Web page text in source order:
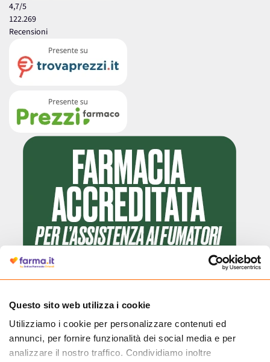
Questo sito web utilizza i cookie
Utilizziamo i cookie per personalizzare contenuti ed
annunci, per fornire funzionalità dei social media e per
analizzare il nostro traffico. Condividiamo inoltre
4,7/5
122.269
Recensioni
Cliccando il badge, puoi verificare che Farma.it è un'entità regolarmente
autorizzata dal Ministero della Salute a effettuare la vendita online di
medicinali.